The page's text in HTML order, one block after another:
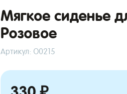
Мягкое сиденье
Розовое
Артикул: О0215